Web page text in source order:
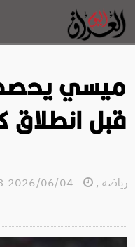
ميسي يحصد
قبل انطلاق
رياضة ,